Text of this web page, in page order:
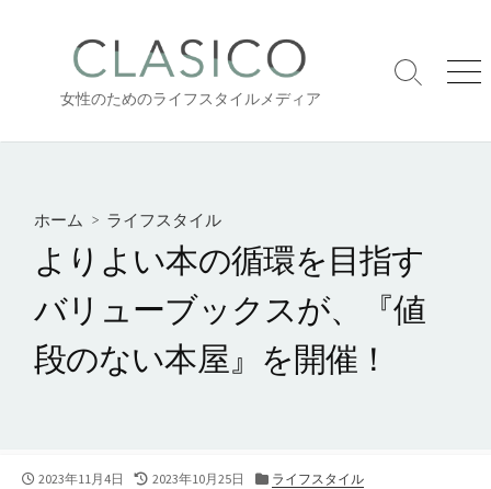
へ
女性のためのライフスタイルメディア
検
り
メ
ー
ホーム > ライフスタイル
よりよい本の循環を目指す
バリューブックスが、『値
段のない本屋』を開催！
公
2023年11月4日
最
2023年10月25日
カ
ライフスタイル